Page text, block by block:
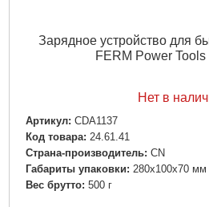
Зарядное устройство для
FERM Power
Нет в
Артикул: CDA1137
Код товара: 24.61.41
Страна-производитель: CN
Габариты упаковки: 280x100x70 мм
Вес брутто: 500 г